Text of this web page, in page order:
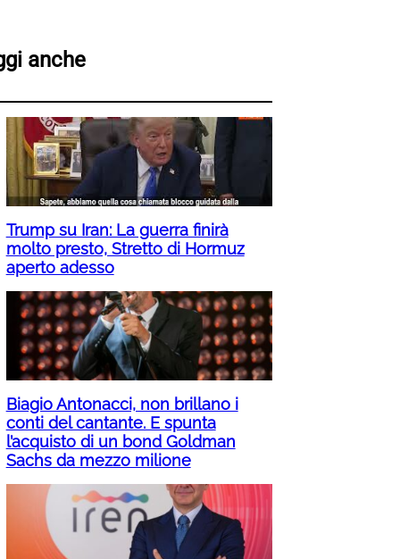
anche
Trump su Iran: La guerra finirà
molto presto, Stretto di Hormuz
aperto adesso
Biagio Antonacci, non brillano i
conti del cantante. E spunta
l’acquisto di un bond Goldman
Sachs da mezzo milione